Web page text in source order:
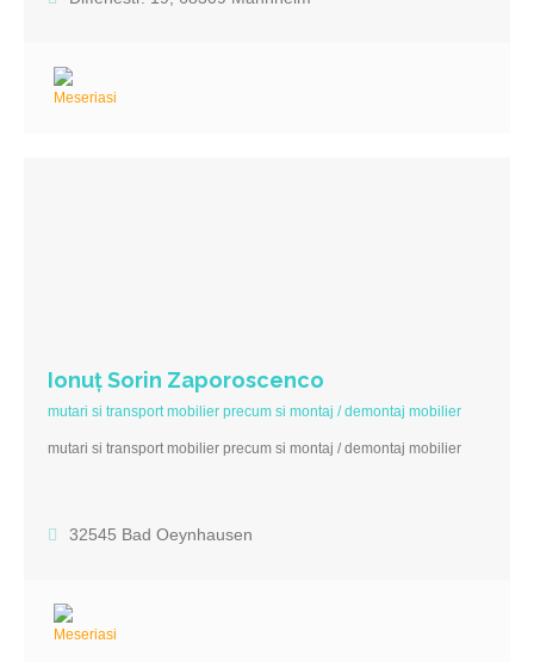
Ionuț Sorin Zaporoscenco
mutari si transport mobilier precum si montaj / demontaj mobilier
mutari si transport mobilier precum si montaj / demontaj mobilier
32545 Bad Oeynhausen